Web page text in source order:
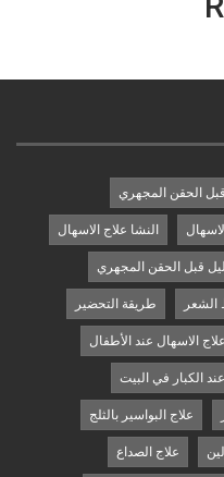
قبل الحقن المجهري
النشا علاج الاسهال
قبل الحقن المجهري
الشعر طريقة التحضير
علاج الاسهال عند الأطفال
الكبار في البيت
علاج البواسير بالثلج
علاج الصداع